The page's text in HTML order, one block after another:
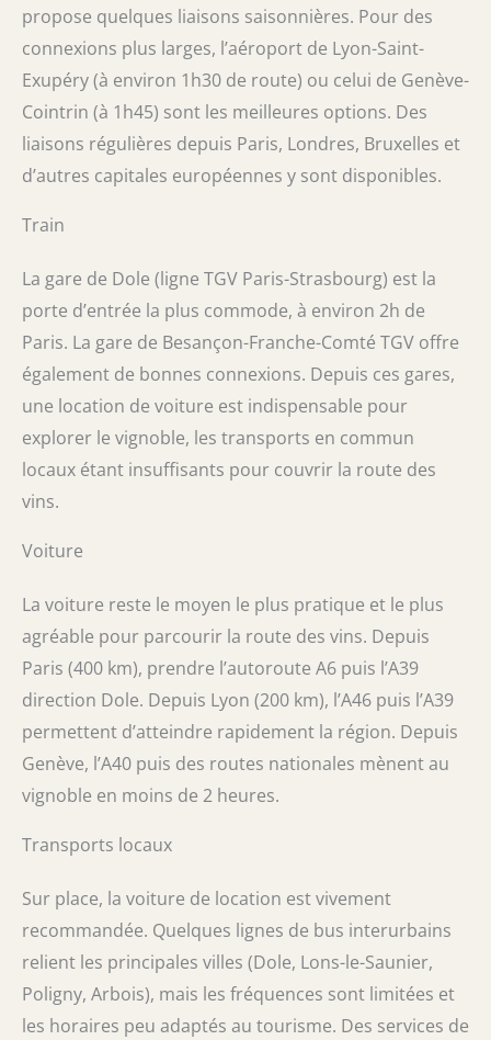
propose quelques liaisons saisonnières. Pour des
connexions plus larges, l’aéroport de Lyon-Saint-
Exupéry (à environ 1h30 de route) ou celui de Genève-
Cointrin (à 1h45) sont les meilleures options. Des
liaisons régulières depuis Paris, Londres, Bruxelles et
d’autres capitales européennes y sont disponibles.
Train
La gare de Dole (ligne TGV Paris-Strasbourg) est la
porte d’entrée la plus commode, à environ 2h de
Paris. La gare de Besançon-Franche-Comté TGV offre
également de bonnes connexions. Depuis ces gares,
une location de voiture est indispensable pour
explorer le vignoble, les transports en commun
locaux étant insuffisants pour couvrir la route des
vins.
Voiture
La voiture reste le moyen le plus pratique et le plus
agréable pour parcourir la route des vins. Depuis
Paris (400 km), prendre l’autoroute A6 puis l’A39
direction Dole. Depuis Lyon (200 km), l’A46 puis l’A39
permettent d’atteindre rapidement la région. Depuis
Genève, l’A40 puis des routes nationales mènent au
vignoble en moins de 2 heures.
Transports locaux
Sur place, la voiture de location est vivement
recommandée. Quelques lignes de bus interurbains
relient les principales villes (Dole, Lons-le-Saunier,
Poligny, Arbois), mais les fréquences sont limitées et
les horaires peu adaptés au tourisme. Des services de